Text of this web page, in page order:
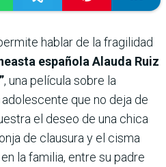
hablar de la fragilidad
española Alauda Ruiz
, una película sobre la
que no deja de
el deseo de una chica
de clausura y el cisma
la familia, entre su padre